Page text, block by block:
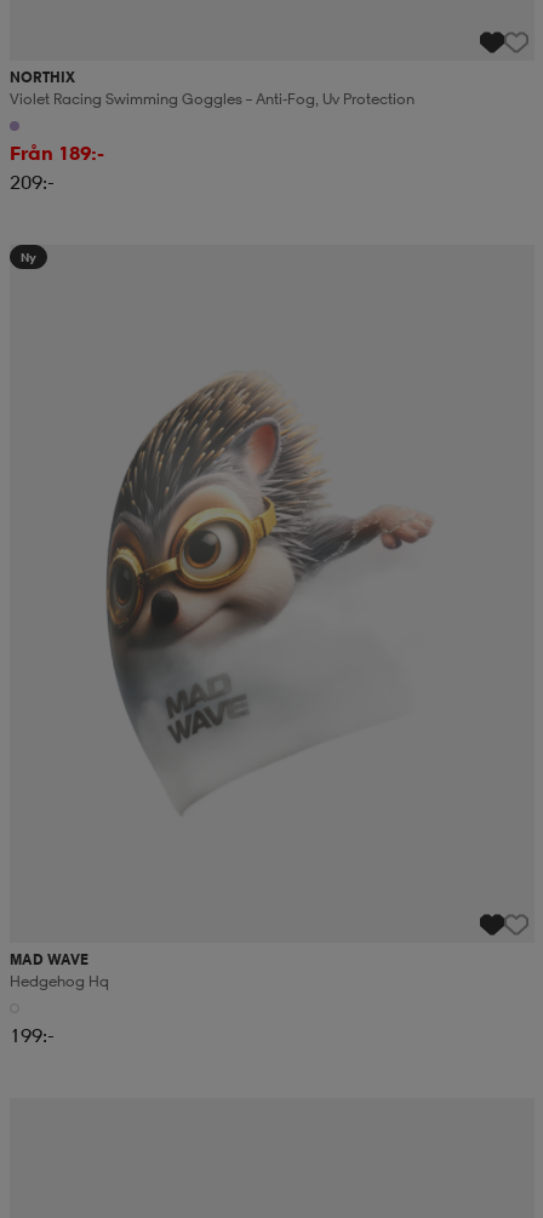
NORTHIX
Violet Racing Swimming Goggles – Anti-Fog, Uv Protection
Från 189:-
209:-
Ny
MAD WAVE
Hedgehog Hq
199:-